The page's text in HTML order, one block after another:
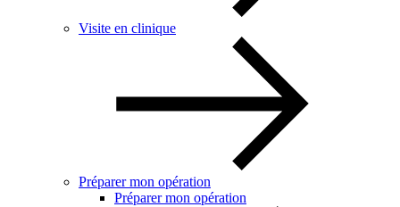
Visite en clinique
Préparer mon opération
Préparer mon opération